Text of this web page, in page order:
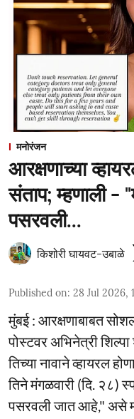
मनोरंजन
आरक्षणाच्या
संताप; म्हणाली -
पसरवली...
किशोरी घायवट-उबाळे
Published on: 28 Jul 2026,
मुंबई : आरक्षणाबाबत
पोस्टवर अभिनेत्री
तिच्या नावाने व्हायरल
तिने मंगळवारी (दि. २८)
पसरवली जात आहे," असे